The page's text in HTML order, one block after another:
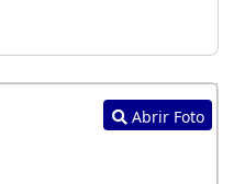
Abrir Foto